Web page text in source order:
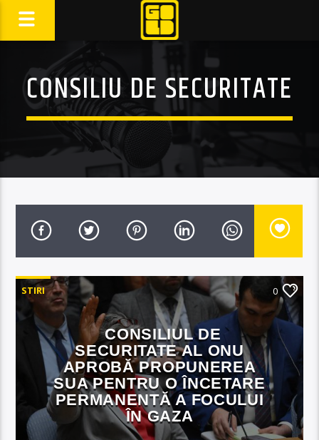
CONSILIU DE SECURITATE
STIRI 0
CONSILIUL DE
SECURITATE AL ONU
APROBĂ PROPUNEREA
SUA PENTRU O ÎNCETARE
PERMANENTĂ A FOCULUI
ÎN GAZA